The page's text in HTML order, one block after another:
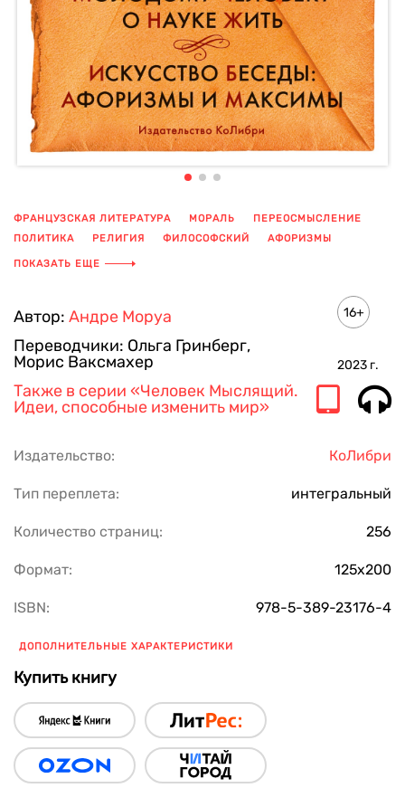
ФРАНЦУЗСКАЯ ЛИТЕРАТУРА МОРАЛЬ
ПЕРЕОСМЫСЛЕНИЕ
ПОЛИТИКА
РЕЛИГИЯ ФИЛОСОФСКИЙ
АФОРИЗМЫ
ОПЫТ
ПОКАЗАТЬ ЕЩЕ
Автор: Андре Моруа
Переводчики: Ольга Гринберг,
Морис Ваксмахер
16+
2023 г.
Также в серии «Человек Мыслящий.
Идеи, способные изменить мир»
Издательство: КоЛибри
Тип переплета: интегральный
Количество страниц: 256
Формат: 125х200
ISBN: 978-5-389-23176-4
ДОПОЛНИТЕЛЬНЫЕ ХАРАКТЕРИСТИКИ
Купить книгу